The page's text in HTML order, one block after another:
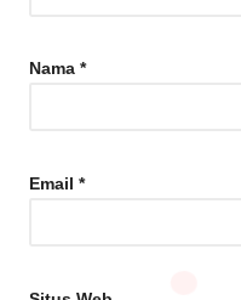
Nama *
Email *